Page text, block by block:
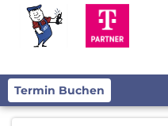
Termin Buchen